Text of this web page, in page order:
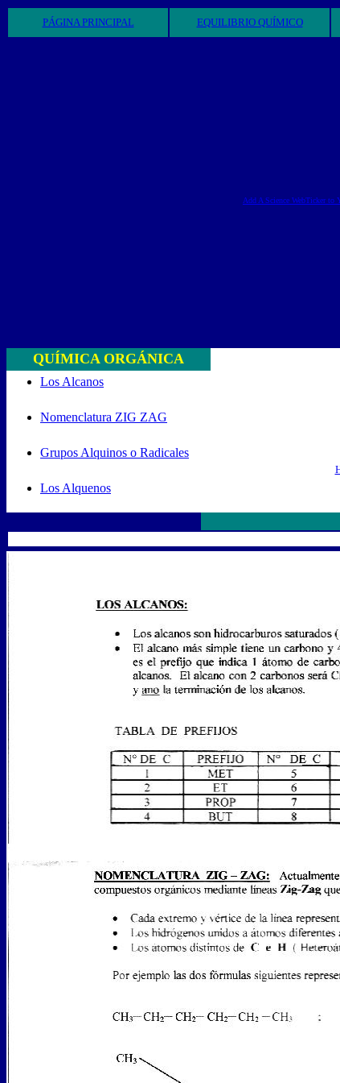
PÁGINA PRINCIPAL EQUILIBRIO QUÍMICO
Add A Science WebTicker to
QUÍMICA ORGÁNICA
Los Alcanos
Nomenclatura ZIG ZAG
Grupos Alquinos o Radicales
Los Alquenos